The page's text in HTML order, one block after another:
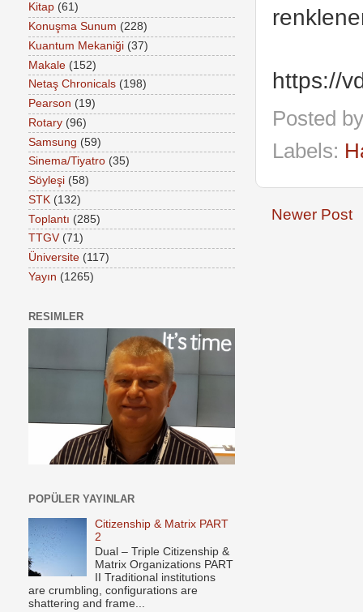
https://
Posted
Labels:
Newer Post
Kitap (61)
Konuşma Sunum (228)
Kuantum Mekaniği (37)
Makale (152)
Netaş Chronicals (198)
Pearson (19)
Rotary (96)
Samsung (59)
Sinema/Tiyatro (35)
Söyleşi (58)
STK (132)
Toplantı (285)
TTGV (71)
Üniversite (117)
Yayın (1265)
RESIMLER
POPÜLER YAYINLAR
Citizenship & Matrix PART
2
Dual – Triple Citizenship &
Matrix Organizations PART
II Traditional institutions
are crumbling, configurations are
shattering and frame...